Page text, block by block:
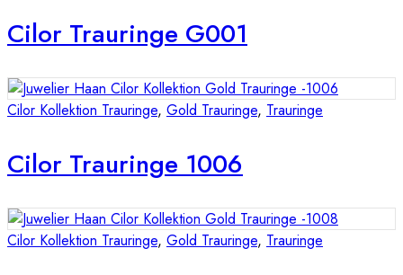
Cilor Trauringe G001
Cilor Kollektion Trauringe, Gold Trauringe, Trauringe
Cilor Trauringe 1006
Cilor Kollektion Trauringe, Gold Trauringe, Trauringe